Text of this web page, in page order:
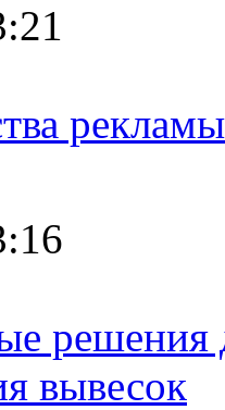
решения
вывесок